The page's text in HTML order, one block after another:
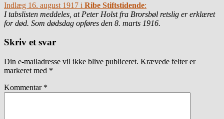
Indlæg 16. august 1917 i Ribe Stiftstidende:
I tabslisten meddeles, at Peter Holst fra Brorsbøl retslig er erklæret
for død. Som dødsdag opføres den 8. marts 1916.
Skriv et svar
Din e-mailadresse vil ikke blive publiceret. Krævede felter er
markeret med *
Kommentar *